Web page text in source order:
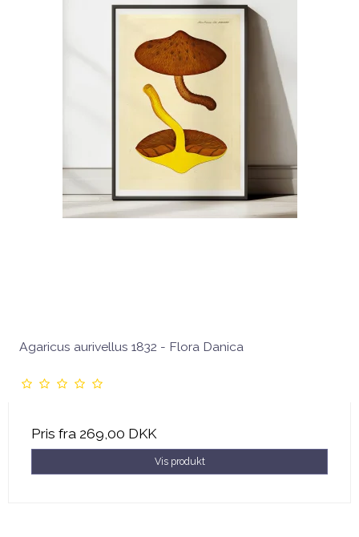
Agaricus aurivellus 1832 - Flora Danica
Pris fra 269,00 DKK
Vis produkt